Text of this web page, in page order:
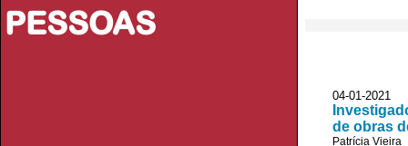
PESSOAS
04-01-
de obras
Patrícia Vieira